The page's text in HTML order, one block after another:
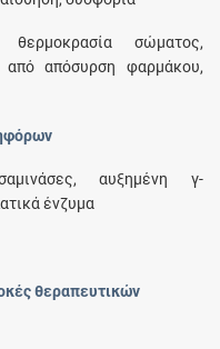
σώματος,
από απόσυρση φαρμάκου,
αυξημένη γ-
ένζυμα
θεραπευτικών